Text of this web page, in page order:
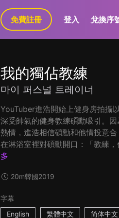
免費註冊 登入 兌換序
我的獨佔教練
마이 퍼스널 트레이너
YouTuber進浩開始上健身房拍攝
深受帥氣的健身教練碩勳吸引。
熱情，進浩相信碩勳和他情投意
在淋浴室裡對碩勳開口：「教練，
多
20m韓國2019
字幕
English
繁體中文 简体中文